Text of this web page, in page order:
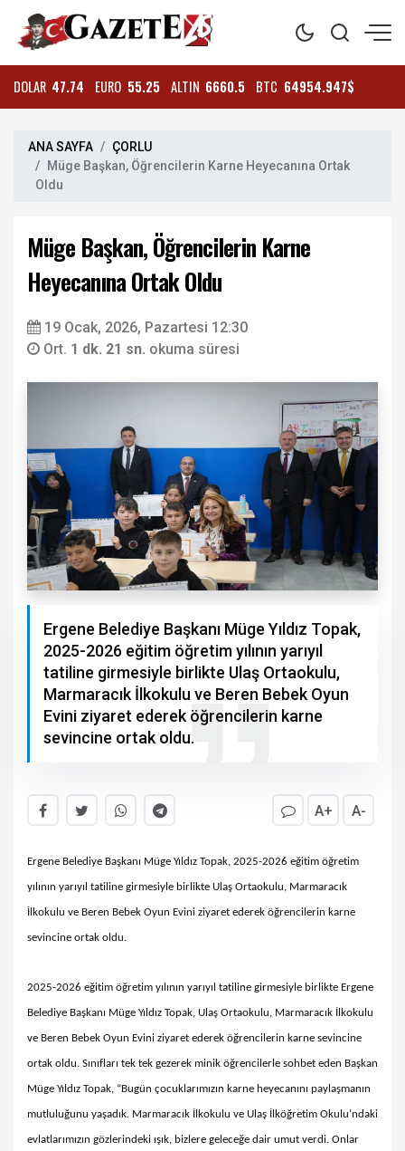
DOLAR 47.74 EURO 55.25 ALTIN 6660.5 BTC 64954.947$
ANA SAYFA
ÇORLU
Müge Başkan, Öğrencilerin Karne Heyecanına Ortak
Oldu
Müge Başkan, Öğrencilerin Karne
Heyecanına Ortak Oldu
19 Ocak, 2026, Pazartesi 12:30
Ort. 1 dk. 21 sn. okuma süresi
Ergene Belediye Başkanı Müge Yıldız Topak,
2025-2026 eğitim öğretim yılının yarıyıl
tatiline girmesiyle birlikte Ulaş Ortaokulu,
Marmaracık İlkokulu ve Beren Bebek Oyun
Evini ziyaret ederek öğrencilerin karne
sevincine ortak oldu.
A+ A-
Ergene Belediye Başkanı Müge Yıldız Topak, 2025-2026 eğitim öğretim
yılının yarıyıl tatiline girmesiyle birlikte Ulaş Ortaokulu, Marmaracık
İlkokulu ve Beren Bebek Oyun Evini ziyaret ederek öğrencilerin karne
sevincine ortak oldu.
2025-2026 eğitim öğretim yılının yarıyıl tatiline girmesiyle birlikte Ergene
Belediye Başkanı Müge Yıldız Topak, Ulaş Ortaokulu, Marmaracık İlkokulu
ve Beren Bebek Oyun Evini ziyaret ederek öğrencilerin karne sevincine
ortak oldu. Sınıfları tek tek gezerek minik öğrencilerle sohbet eden Başkan
Müge Yıldız Topak, “Bugün çocuklarımızın karne heyecanını paylaşmanın
mutluluğunu yaşadık. Marmaracık İlkokulu ve Ulaş İlköğretim Okulu’ndaki
evlatlarımızın gözlerindeki ışık, bizlere geleceğe dair umut verdi. Onlar